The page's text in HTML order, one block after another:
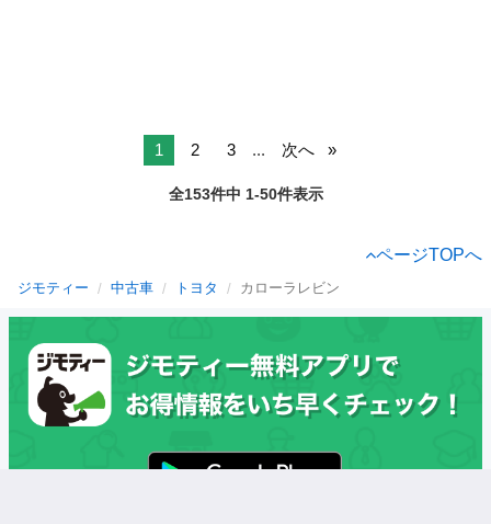
1 2 3 ... 次へ
全153件中 1-50件表示
ページTOPへ
ジモティー 中古車 トヨタ カローラレビン